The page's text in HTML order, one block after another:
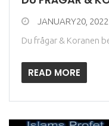
JANUARY20, 2022
Du frågar & Koranen
READ MORE